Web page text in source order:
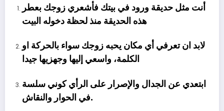
أنت مثل حديقة ورود في بيتك فأشعري زوجك بعطر
هذه الحديقة منذ لحظة دخوله البيت
لابد ان تعرفي أي مكان يحبه زوجك سواء بالحركة او
الكلمة، واسعي إليها وجهزيها جيدا
ابتعدي عن الجدال والإصرار على الرأي كوني سلسة
في الحوار والنقاش.